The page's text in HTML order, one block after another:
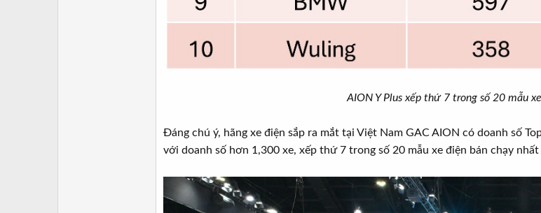
AION Y Plus xếp thứ 7 trong số 20 mẫu
Đáng chú ý, hãng xe điện sắp ra mắt tại Việt Nam GAC AION có doanh số
với doanh số hơn 1,300 xe, xếp thứ 7 trong số 20 mẫu xe điện bán chạy